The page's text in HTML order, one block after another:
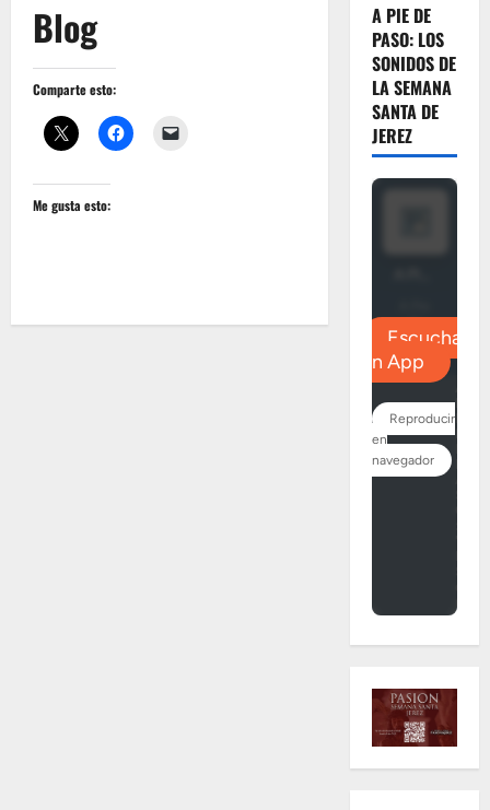
Blog
Comparte esto:
Me gusta esto:
A PIE DE
PASO: LOS
SONIDOS DE
LA SEMANA
SANTA DE
JEREZ